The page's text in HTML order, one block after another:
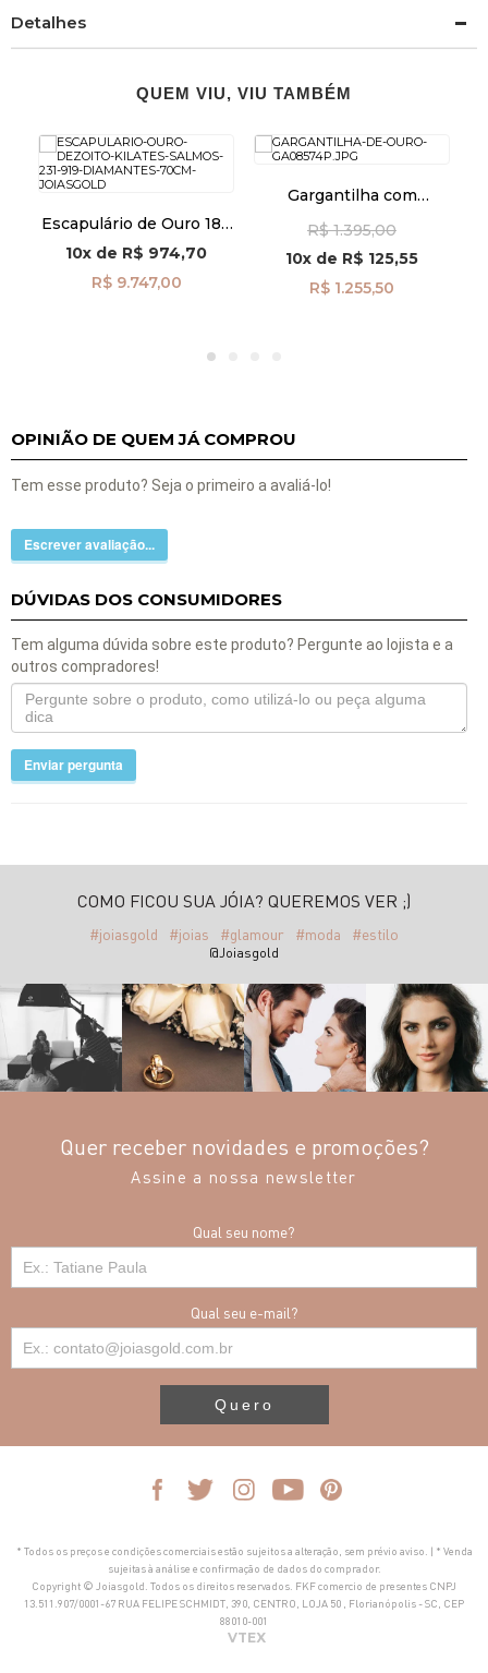
Detalhes
QUEM VIU, VIU TAMBÉM
Escapulário de Ouro 18k
Salmos 23:1 e 91:9 com
Diamantes 60cm
ga07413
10x de R$ 974,70
R$ 9.747,00
Gargantilha com
Fecho de Ouro 18k
ga08574
R$ 1.395,00
10x de R$ 125,55
R$ 1.255,50
OPINIÃO DE QUEM JÁ COMPROU
Tem esse produto? Seja o primeiro a avaliá-lo!
Escrever avaliação...
DÚVIDAS DOS CONSUMIDORES
Tem alguma dúvida sobre este produto? Pergunte ao lojista e a
outros compradores!
Enviar pergunta
COMO FICOU SUA JÓIA? QUEREMOS VER ;)
#joiasgold #joias #glamour #moda #estilo
@Joiasgold
Quer receber novidades e promoções?
Assine a nossa newsletter
Qual seu nome?
Qual seu e-mail?
Quero
* Todos os preços e condições comerciais estão sujeitos a alteração, sem prévio aviso. | * Venda
sujeitas à análise e confirmação de dados do comprador.
Copyright © Joiasgold. Todos os direitos reservados. FKF comercio de presentes CNPJ
13.511.907/0001-67 RUA FELIPE SCHMIDT, 390, CENTRO, LOJA 50 , Florianópolis - SC, CEP
88010-001
VTEX